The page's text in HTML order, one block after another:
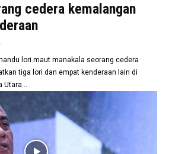
cedera kemalangan
lori maut manakala seorang cedera
tiga lori dan empat kenderaan lain di
Utara...